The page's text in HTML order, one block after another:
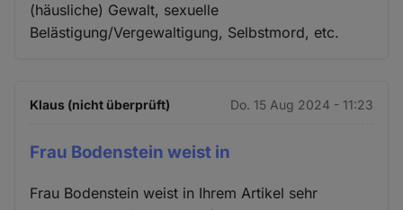
(häusliche) Gewalt, sexuelle
Belästigung/Vergewaltigung, Selbstmord, etc.
Klaus (nicht überprüft) Do. 15 Aug 2024 - 11:23
Frau Bodenstein weist in
Frau Bodenstein weist in Ihrem Artikel sehr